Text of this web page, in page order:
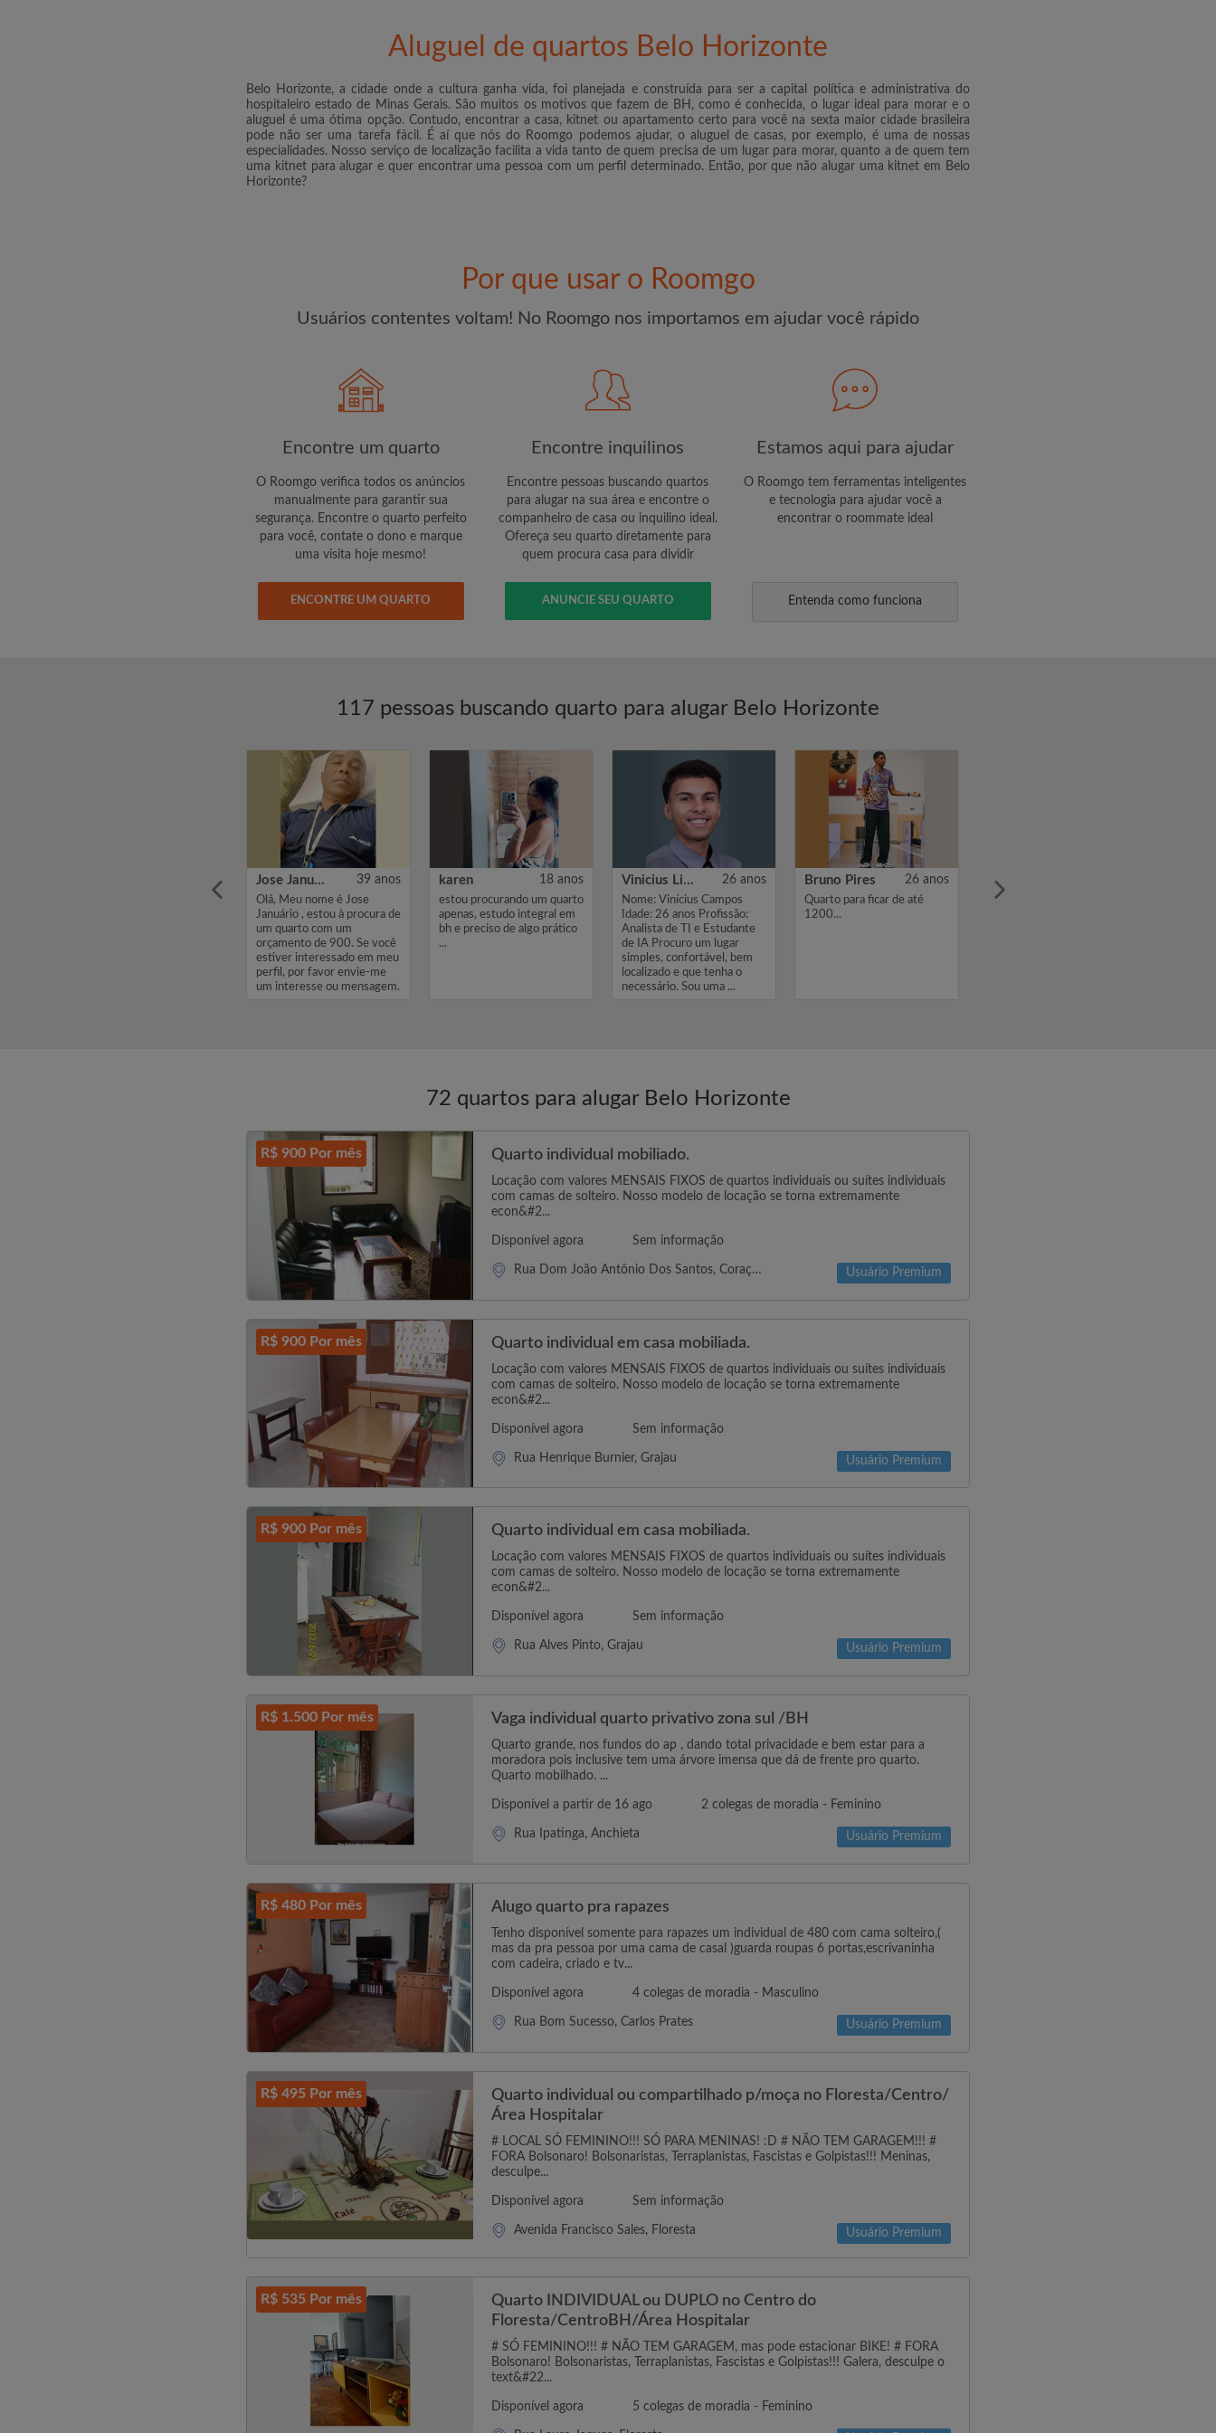
CRIAR PERFIL
Gostaria de receber ofertas exclusivas e atualizações de
conta por e-mail
Aluguel de quartos Belo Horizonte
Belo Horizonte, a cidade onde a cultura ganha vida, foi planejada e construída para ser a capital política e administrativa do
hospitaleiro estado de Minas Gerais. São muitos os motivos que fazem de BH, como é conhecida, o lugar ideal para morar e o
aluguel é uma ótima opção. Contudo, encontrar a casa, kitnet ou apartamento certo para você na sexta maior cidade brasileira
pode não ser uma tarefa fácil. É aí que nós do Roomgo podemos ajudar, o aluguel de casas, por exemplo, é uma de nossas
especialidades. Nosso serviço de localização facilita a vida tanto de quem precisa de um lugar para morar, quanto a de quem tem
uma kitnet para alugar e quer encontrar uma pessoa com um perfil determinado. Então, por que não alugar uma kitnet em Belo
Horizonte?
Por que usar o Roomgo
Usuários contentes voltam! No Roomgo nos importamos em ajudar você rápido
Encontre um quarto
O Roomgo verifica todos os anúncios
manualmente para garantir sua
segurança. Encontre o quarto perfeito
para você, contate o dono e marque
uma visita hoje mesmo!
ENCONTRE UM QUARTO
Encontre inquilinos
Encontre pessoas buscando quartos
para alugar na sua área e encontre o
companheiro de casa ou inquilino ideal.
Ofereça seu quarto diretamente para
quem procura casa para dividir
ANUNCIE SEU QUARTO
Estamos aqui para ajudar
O Roomgo tem ferramentas inteligentes
e tecnologia para ajudar você a
encontrar o roommate ideal
Entenda como funciona
117 pessoas buscando quarto para alugar Belo Horizonte
Jose Januário 39 anos
Olá, Meu nome é Jose
Januário , estou à procura de
um quarto com um
orçamento de 900. Se você
estiver interessado em meu
perfil, por favor envie-me
um interesse ou mensagem.
karen 18 anos
estou procurando um quarto
apenas, estudo integral em
bh e preciso de algo prático
...
Vinicius Lima Campos 26 anos
Nome: Vinícius Campos
Idade: 26 anos Profissão:
Analista de TI e Estudante
de IA Procuro um lugar
simples, confortável, bem
localizado e que tenha o
necessário. Sou uma ...
Bruno Pires 26 anos
Quarto para ficar de até
1200...
72 quartos para alugar Belo Horizonte
R$ 900 Por mês Quarto individual mobiliado.
Locação com valores MENSAIS FIXOS de quartos individuais ou suítes individuais
com camas de solteiro. Nosso modelo de locação se torna extremamente
econ&#2...
Disponível agora Sem informação
Rua Dom João Antônio Dos Santos, Coração Eucaristico Usuário Premium
R$ 900 Por mês Quarto individual em casa mobiliada.
Locação com valores MENSAIS FIXOS de quartos individuais ou suítes individuais
com camas de solteiro. Nosso modelo de locação se torna extremamente
econ&#2...
Disponível agora Sem informação
Rua Henrique Burnier, Grajau Usuário Premium
R$ 900 Por mês Quarto individual em casa mobiliada.
Locação com valores MENSAIS FIXOS de quartos individuais ou suítes individuais
com camas de solteiro. Nosso modelo de locação se torna extremamente
econ&#2...
Disponível agora Sem informação
Rua Álves Pinto, Grajau Usuário Premium
R$ 1.500 Por mês Vaga individual quarto privativo zona sul /BH
Quarto grande, nos fundos do ap , dando total privacidade e bem estar para a
moradora pois inclusive tem uma árvore imensa que dá de frente pro quarto.
Quarto mobilhado. ...
Disponível a partir de 16 ago 2 colegas de moradia - Feminino
Rua Ipatinga, Anchieta Usuário Premium
R$ 480 Por mês Alugo quarto pra rapazes
Tenho disponível somente para rapazes um individual de 480 com cama solteiro,(
mas da pra pessoa por uma cama de casal )guarda roupas 6 portas,escrivaninha
com cadeira, criado e tv...
Disponível agora 4 colegas de moradia - Masculino
Rua Bom Sucesso, Carlos Prates Usuário Premium
R$ 495 Por mês
Quarto individual ou compartilhado p/moça no Floresta/Centro/
Área Hospitalar
# LOCAL SÓ FEMININO!!! SÓ PARA MENINAS! :D # NÃO TEM GARAGEM!!! #
FORA Bolsonaro! Bolsonaristas, Terraplanistas, Fascistas e Golpistas!!! Meninas,
desculpe...
Disponível agora Sem informação
Avenida Francisco Sales, Floresta Usuário Premium
R$ 535 Por mês
Quarto INDIVIDUAL ou DUPLO no Centro do
Floresta/CentroBH/Área Hospitalar
# SÓ FEMININO!!! # NÃO TEM GARAGEM, mas pode estacionar BIKE! # FORA
Bolsonaro! Bolsonaristas, Terraplanistas, Fascistas e Golpistas!!! Galera, desculpe o
text&#22...
Disponível agora 5 colegas de moradia - Feminino